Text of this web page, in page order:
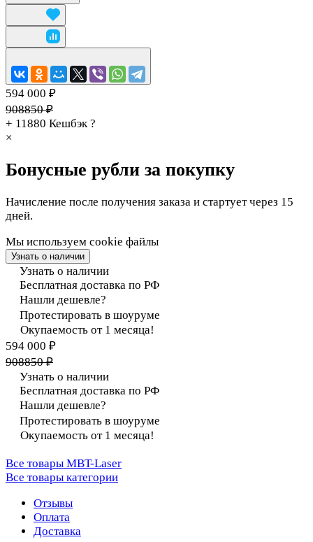
594 000 ₽
908850 ₽
+ 11880 Кешбэк ?
×
Бонусные рубли за покупку
Начисление после получения заказа и стартует через 15
дней.
Мы используем cookie файлы
Узнать о наличии
Узнать о наличии
Бесплатная доставка по РФ
Нашли дешевле?
Протестировать в шоуруме
Окупаемость от 1 месяца!
594 000 ₽
908850 ₽
Узнать о наличии
Бесплатная доставка по РФ
Нашли дешевле?
Протестировать в шоуруме
Окупаемость от 1 месяца!
Все товары MBT-Laser
Все товары категории
Отзывы
Оплата
Доставка